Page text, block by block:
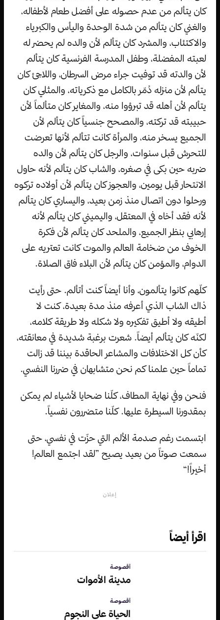
كان يتألم من عدم حصوله على أفضل طعام لأطفاله،
والغني كان يتألم من شدة الوحدة واليأس والكبرياء
والاكتئاب، والمشرد كان يتألم لأن والده لم يحضر له
لعبته المفضلة، وطفل المدرسة الفرنسية كان يتألم
لأن والدته قد توفيت جراء مرض السرطان، واللاجئ كان
يتألم لأن منزله دُمّر بالكامل مع ذكرياته، والمثلي كان
يتألم لأن أهله قد تبرؤوا منه، والمغاير كان متألماً لأن
حبيبته قد تركته، والمصحح جنسياً كان يتألم لأن
الجميع يسخر منه، والمرأة كانت تتألم لأنها تعرضت
للتحرش قبل سنوات، والرجل كان يتألم لأن والده
ضربه حين بكى في صغره، والشاب كان يتألم لأنه حاول
الانتحار قبل يومين، والعجوز كان يتألم لأن أولاده تركوه
ورحلوا دون اتصال منذ زمن بعيد، واليساري كان يتألم
لأنه فقد أخاه في المعتقل، واليميني كان يتألم لأنه
إرهابي بنظر الجميع، والملحد كان يتألم لأن فكرة
الخوف من ضخامة العالم والموت كانت تعتريه على
الدوام، والمؤمن كان يتألم لأن البلاء فاق الصلاة.
كلّهم كانوا يتألمون، وأنا أيضاً كنت أتألم. حتى رأيت
ذاك الشاب الذي أعرفه منذ مدة بعيدة، كنت لا
أطيقه ولا أطيق تفكيره ولا شكله ولا طريقة كلامه،
لكنّه كان يتألم أيضاً. شعرت برغبة شديدة في معانقته،
كأن كل الاختلافات والمشاعر الحاقدة بيننا قد زالت
تماماً حين علمنا كم نحن متشابهان في ضررنا النفسي.
فنحن وفي نهاية المطاف، كلّنا ضحايا لأشياء لم يمكن
بمقدورنا السيطرة عليها. كلّنا متضررون نفسياً.
ابتسمت رغم صدمة الألم التي حزّت في نفسي، حتى
سمعت صوتاً من بعيد يصيح ”لقد اجتمع العالم!
أخيراً!“
إعلان
اقرأ أيضاً
أقصوصة
مدينة الأموات
أقصوصة
الحياة على النجوم